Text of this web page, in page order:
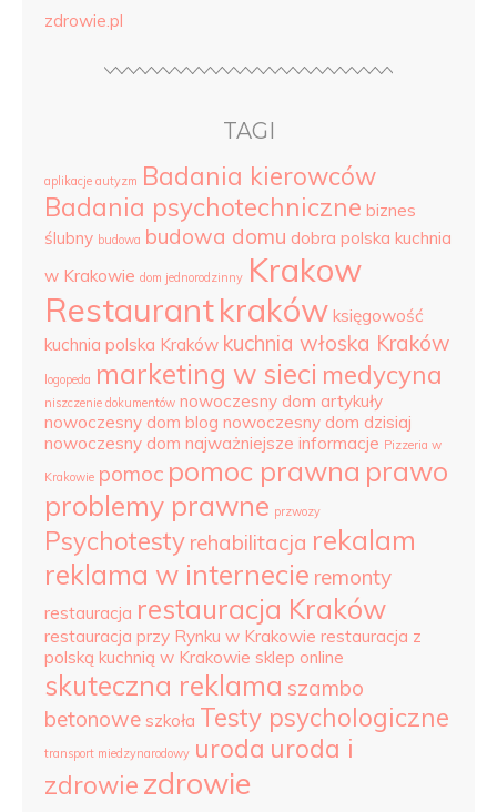
zdrowie.pl
TAGI
aplikacje autyzm Badania kierowców
Badania psychotechniczne biznes
ślubny budowa budowa domu dobra polska kuchnia
w Krakowie dom jednorodzinny Krakow
Restaurantkraków księgowość
kuchnia polska Kraków kuchnia włoska Kraków
logopeda marketing w sieci medycyna
niszczenie dokumentów nowoczesny dom artykuły
nowoczesny dom blog nowoczesny dom dzisiaj
nowoczesny dom najważniejsze informacje Pizzeria w
Krakowie pomoc pomoc prawna prawo
problemy prawne przwozy
Psychotesty rehabilitacja rekalam
reklama w internecie remonty
restauracja restauracja Kraków
restauracja przy Rynku w Krakowie restauracja z
polską kuchnią w Krakowie sklep online
skuteczna reklama szambo
betonowe szkoła Testy psychologiczne
transport miedzynarodowy uroda uroda i
zdrowie zdrowie